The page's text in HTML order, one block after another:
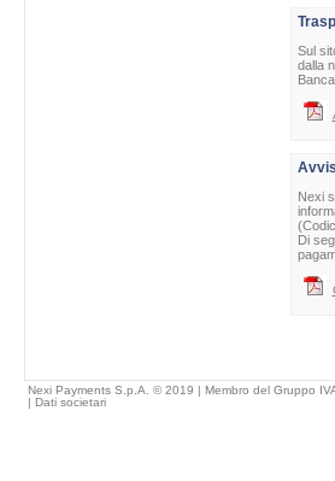
Sul
dalla
Nexi
Di
Nexi Payments S.p.A. © 2019 | Membro del Gruppo
| Dati societari